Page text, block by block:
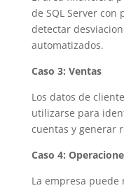
de SQL Server con
detectar
automatizados.
Caso 3: Ventas
Los datos de
utilizarse para
cuentas y generar
Caso 4:
La empresa